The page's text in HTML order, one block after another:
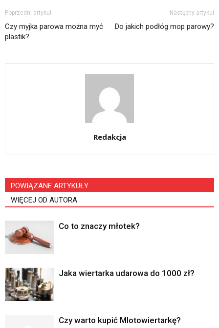
Poprzedni artykuł
Czy myjka parowa można myć
plastik?
Następny artykuł
Do jakich podłóg mop parowy?
Redakcja
POWIĄZANE ARTYKUŁY
WIĘCEJ OD AUTORA
Co to znaczy młotek?
Jaka wiertarka udarowa do 1000 zł?
Czy warto kupić Mlotowiertarkę?